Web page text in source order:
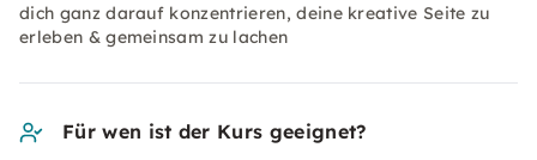
dich ganz darauf konzentrieren, deine kreative Seite zu
erleben & gemeinsam zu lachen
Für wen ist der Kurs geeignet?